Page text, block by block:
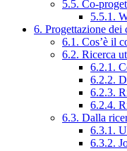
5.5. Co-
5.5.1.
6. Progettazione dei
6.1. Cos’è il
6.2. Ricerca
6.2.1.
6.2.2.
6.2.3.
6.2.4.
6.3. Dalla
6.3.1.
6.3.2.